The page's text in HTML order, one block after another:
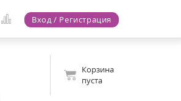
Вход / Регистрация
Корзина
пуста